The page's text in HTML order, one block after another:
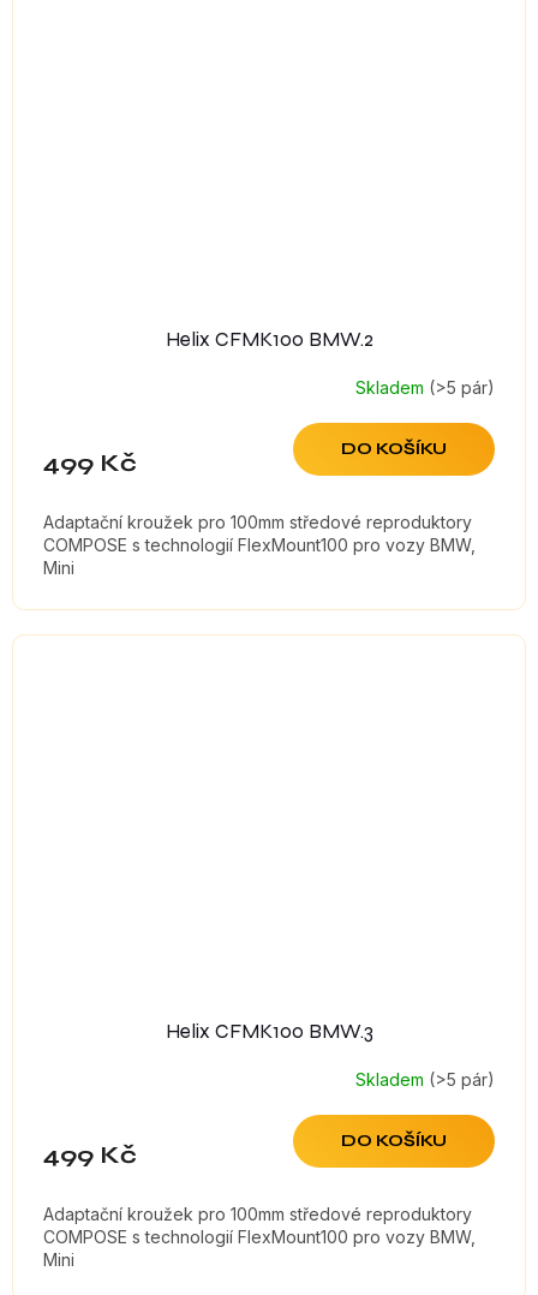
Helix CFMK100 BMW.2
Skladem (>5 pár)
499 Kč DO KOŠÍKU
Adaptační kroužek pro 100mm středové reproduktory
COMPOSE s technologií FlexMount100 pro vozy BMW,
Mini
Helix CFMK100 BMW.3
Skladem (>5 pár)
499 Kč DO KOŠÍKU
Adaptační kroužek pro 100mm středové reproduktory
COMPOSE s technologií FlexMount100 pro vozy BMW,
Mini